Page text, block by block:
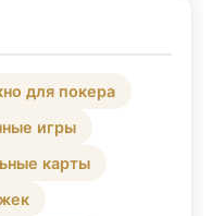
для покера
игры
карты